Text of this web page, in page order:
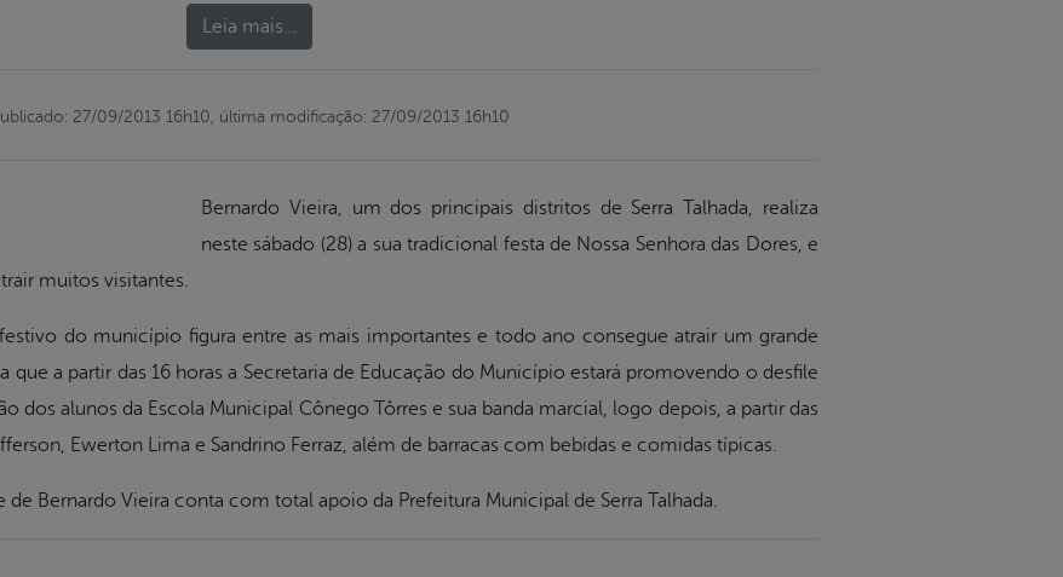
Leia mais…
27/09/2013 16h10, última modificação: 27/09/2013 16h10
Bernardo Vieira, um dos principais distritos de Serra Talhada, realiza
neste sábado (28) a sua tradicional festa de Nossa Senhora das Dores, e
muitos visitantes.
do município figura entre as mais importantes e todo ano consegue atrair um grande
que a partir das 16 horas a Secretaria de Educação do Município estará promovendo o desfile
alunos da Escola Municipal Cônego Tôrres e sua banda marcial, logo depois, a partir das
Ewerton Lima e Sandrino Ferraz, além de barracas com bebidas e comidas típicas.
Bernardo Vieira conta com total apoio da Prefeitura Municipal de Serra Talhada.